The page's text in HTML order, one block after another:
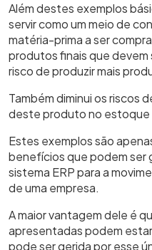
Além destes exemplos
servir como um meio de
matéria-prima a ser
produtos finais que devem
risco de produzir mais
Também diminui os riscos
deste produto no estoque
Estes exemplos são
benefícios que podem ser
sistema ERP para a
de uma empresa.
A maior vantagem dele é
apresentadas podem
pode ser gerida por esse